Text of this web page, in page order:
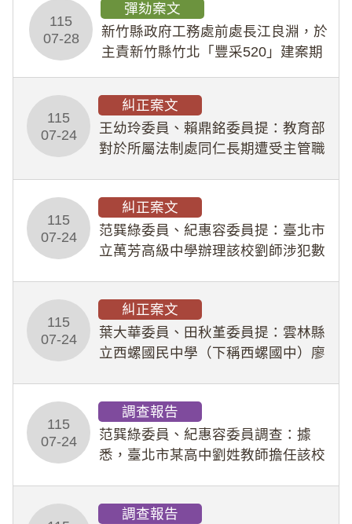
115
07-28
彈劾案文
新竹縣政府工務處前處長江良淵，於
主責新竹縣竹北「豐采520」建案期
幣1,483萬餘元，並長期收受建商餽
贈；復罔顧公共安全，圖利默許建商
於停工期間
115
07-24
糾正案文
王幼玲委員、賴鼎銘委員提：教育部
對於所屬法制處同仁長期遭受主管職
人員保障法」及「職業安全衛生法」
所定維護公務人員
115
07-24
糾正案文
范巽綠委員、紀惠容委員提：臺北市
立萬芳高級中學辦理該校劉師涉犯數
業把關與糾錯功能，不僅首份調查報
告漏未審酌師生不
115
07-24
糾正案文
葉大華委員、田秋堇委員提：雲林縣
立西螺國民中學（下稱西螺國中）廖
教羽球隊學生等行為，歷經該校校園
事件處理會議（下
115
07-24
調查報告
范巽綠委員、紀惠容委員調查：據
悉，臺北市某高中劉姓教師擔任該校
行拍攝特定樣態性影像並以手機傳送
調查報告